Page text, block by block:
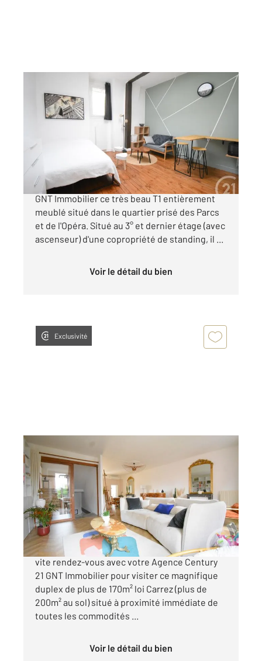
21,84 m2, 1 pièce
Ref : 1898
Appartement F1 à vendre
69 000 €
Venez visiter avec votre Agence Century 21
GNT Immobilier ce très beau T1 entièrement
meublé situé dans le quartier prisé des Parcs
et de l'Opéra. Situé au 3° et dernier étage (avec
ascenseur) d'une copropriété de standing, il ...
Voir le détail du bien
Exclusivité
VICHY 03
171,84 m2, 7 pièces
Ref : 1888
Appartement T7 à vendre
375 000 €
Exceptionnel duplex en coeur de ville !! Prenez
vite rendez-vous avec votre Agence Century
21 GNT Immobilier pour visiter ce magnifique
duplex de plus de 170m² loi Carrez (plus de
200m² au sol) situé à proximité immédiate de
toutes les commodités ...
Voir le détail du bien